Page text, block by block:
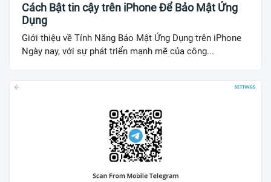
Cách Bật tin cậy trên iPhone Để Bảo Mật Ứng
Dụng
Giới thiệu về Tính Năng Bảo Mật Ứng Dụng trên iPhone
Ngày nay, với sự phát triển mạnh mẽ của công...